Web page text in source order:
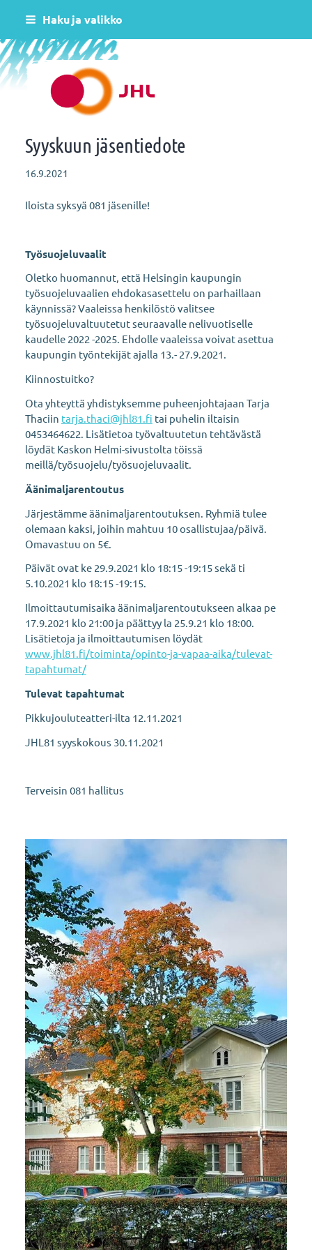
Siirry
sisältöön
Haku ja valikko
Helsingin varhaiskasvatus JHL ry 081
Syyskuun jäsentiedote
16.9.2021
Iloista syksyä 081 jäsenille!
Työsuojeluvaalit
Oletko huomannut, että Helsingin kaupungin
työsuojeluvaalien ehdokasasettelu on parhaillaan
käynnissä? Vaaleissa henkilöstö valitsee
työsuojeluvaltuutetut seuraavalle nelivuotiselle
kaudelle 2022 -2025. Ehdolle vaaleissa voivat asettua
kaupungin työntekijät ajalla 13.- 27.9.2021.
Kiinnostuitko?
Ota yhteyttä yhdistyksemme puheenjohtajaan Tarja
Thaciin tarja.thaci@jhl81.fi tai puhelin iltaisin
0453464622. Lisätietoa työvaltuutetun tehtävästä
löydät Kaskon Helmi-sivustolta töissä
meillä/työsuojelu/työsuojeluvaalit.
Äänimaljarentoutus
Järjestämme äänimaljarentoutuksen. Ryhmiä tulee
olemaan kaksi, joihin mahtuu 10 osallistujaa/päivä.
Omavastuu on 5€.
Päivät ovat ke 29.9.2021 klo 18:15 -19:15 sekä ti
5.10.2021 klo 18:15 -19:15.
Ilmoittautumisaika äänimaljarentoutukseen alkaa pe
17.9.2021 klo 21:00 ja päättyy la 25.9.21 klo 18:00.
Lisätietoja ja ilmoittautumisen löydät
www.jhl81.fi/toiminta/opinto-ja-vapaa-aika/tulevat-
tapahtumat/
Tulevat tapahtumat
Pikkujouluteatteri-ilta 12.11.2021
JHL81 syyskokous 30.11.2021
Terveisin 081 hallitus